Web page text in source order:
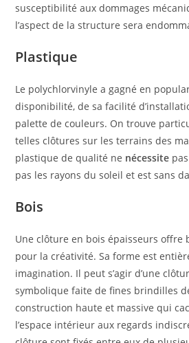
susceptibilité aux dommages
l’aspect de la structure sera
Plastique
Le polychlorvinyle a gagné en
disponibilité, de sa facilité
palette de couleurs. On trouve
telles clôtures sur les terrains des
plastique de qualité ne nécessite
pas les rayons du soleil et est sans
Bois
Une clôture en bois épaisseurs offre
pour la créativité. Sa forme est
imagination. Il peut s’agir d’une
symbolique faite de fines brindilles
construction haute et massive qui
l’espace intérieur aux regards